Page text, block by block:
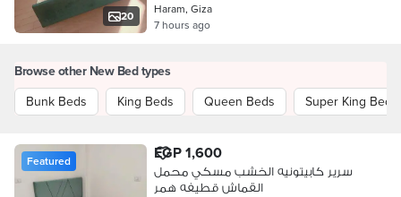
20
Haram, Giza
7 hours ago
Browse other New Bed types
Bunk Beds
King Beds Queen Beds Super King Beds
Featured EGP 1,600
سرير كابيتونيه الخشب مسكي محمل
القماش قطيفه همر